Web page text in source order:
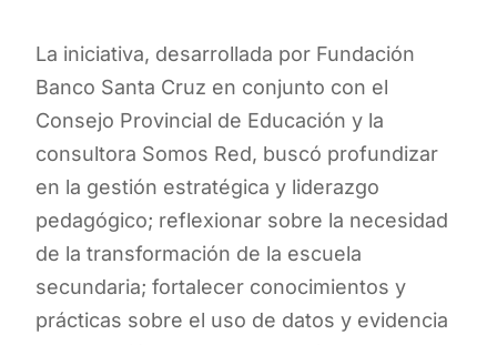
La iniciativa, desarrollada por Fundación
Banco Santa Cruz en conjunto con el
Consejo Provincial de Educación y la
consultora Somos Red, buscó profundizar
en la gestión estratégica y liderazgo
pedagógico; reflexionar sobre la necesidad
de la transformación de la escuela
secundaria; fortalecer conocimientos y
prácticas sobre el uso de datos y evidencia